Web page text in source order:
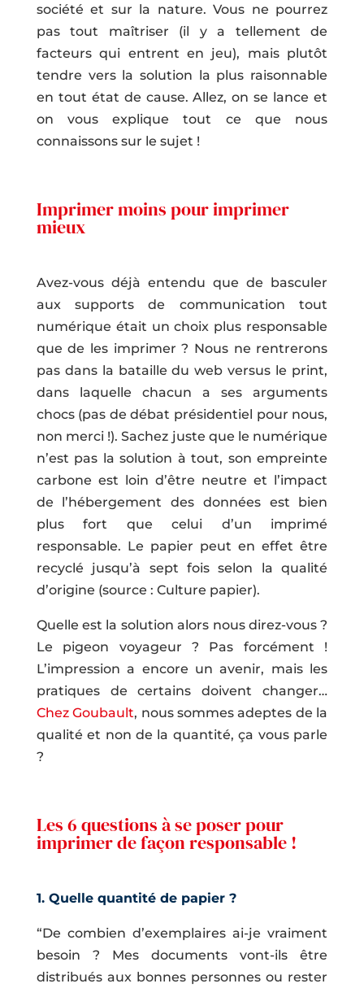
société et sur la nature. Vous ne pourrez
pas tout maîtriser (il y a tellement de
facteurs qui entrent en jeu), mais plutôt
tendre vers la solution la plus raisonnable
en tout état de cause. Allez, on se lance et
on vous explique tout ce que nous
connaissons sur le sujet !
Imprimer moins pour imprimer
mieux
Avez-vous déjà entendu que de basculer
aux supports de communication tout
numérique était un choix plus responsable
que de les imprimer ? Nous ne rentrerons
pas dans la bataille du web versus le print,
dans laquelle chacun a ses arguments
chocs (pas de débat présidentiel pour nous,
non merci !). Sachez juste que le numérique
n’est pas la solution à tout, son empreinte
carbone est loin d’être neutre et l’impact
de l’hébergement des données est bien
plus fort que celui d’un imprimé
responsable. Le papier peut en effet être
recyclé jusqu’à sept fois selon la qualité
d’origine (source : Culture papier).
Quelle est la solution alors nous direz-vous ?
Le pigeon voyageur ? Pas forcément !
L’impression a encore un avenir, mais les
pratiques de certains doivent changer…
Chez Goubault, nous sommes adeptes de la
qualité et non de la quantité, ça vous parle
?
Les 6 questions à se poser pour
imprimer de façon responsable !
1. Quelle quantité de papier ?
“De combien d’exemplaires ai-je vraiment
besoin ? Mes documents vont-ils être
distribués aux bonnes personnes ou rester